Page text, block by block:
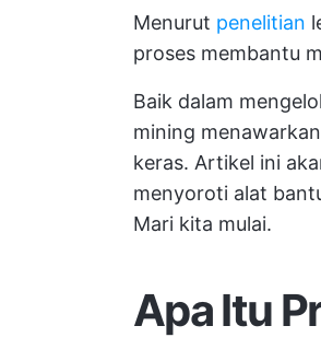
Menurut penelitian
proses membantu
Baik dalam
mining
keras. Artikel ini
menyoroti alat
Mari kita mulai.
Apa Itu